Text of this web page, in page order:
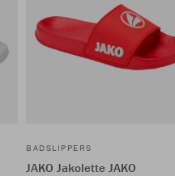
BADSLIPPERS
JAKO Jakolette JAKO